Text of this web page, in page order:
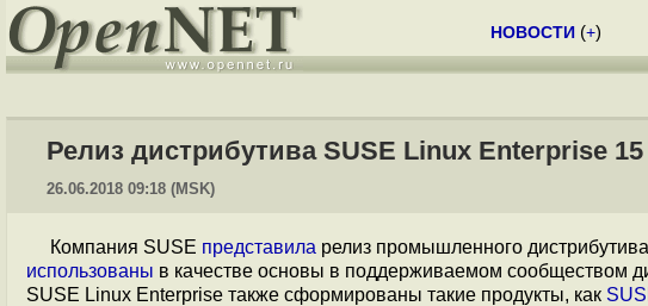
НОВОСТИ (+)
Релиз дистрибутива SUSE Linux Enterprise 15
26.06.2018 09:18 (MSK)
Компания SUSE представила релиз промышленного дистрибутива
использованы в качестве основы в поддерживаемом сообществом
SUSE Linux Enterprise также сформированы такие продукты, как